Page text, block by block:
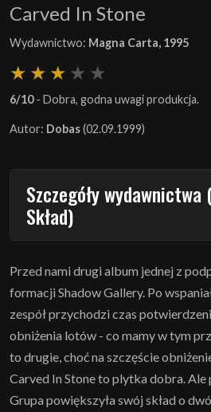
Carved In Stone
Wydawnictwo: Magna Carta, 1995
6/10- Dobra, godna uwagi produkcja.
Autor: Dobas(02.09.1999)
Szczegóły wydawnictwa
Skład)
Przed nami drugi album jednej z
formacji Shadow Gallery. Po
zespół przychodzi czas
obniżenia lotów - co mamy w tym
to drugie, choć na szczęście
Carved In Stone to plytka dobra. Ale
Grupa powiększyła swój skład o